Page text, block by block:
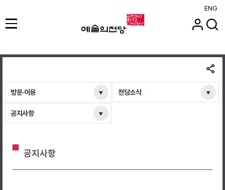
ENG
방문·이용 전당소식
공지사항
공지사항